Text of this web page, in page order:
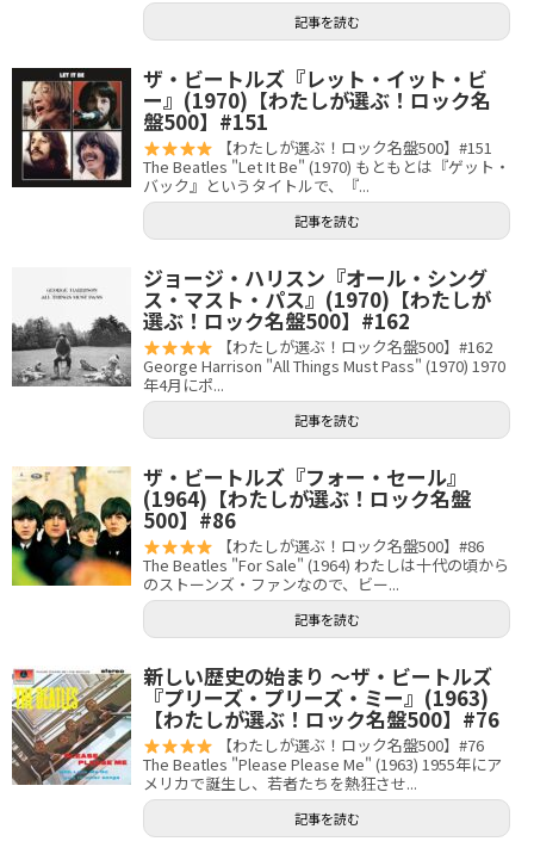
記事を読む
ザ・ビートルズ『レット・イット・ビ
ー』(1970)【わたしが選ぶ！ロック名
盤500】#151
【わたしが選ぶ！ロック名盤500】#151
The Beatles "Let It Be" (1970) もともとは『ゲット・
バック』というタイトルで、『...
記事を読む
ジョージ・ハリスン『オール・シング
ス・マスト・パス』(1970)【わたしが
選ぶ！ロック名盤500】#162
【わたしが選ぶ！ロック名盤500】#162
George Harrison "All Things Must Pass" (1970) 1970
年4月にポ...
記事を読む
ザ・ビートルズ『フォー・セール』
(1964)【わたしが選ぶ！ロック名盤
500】#86
【わたしが選ぶ！ロック名盤500】#86
The Beatles "For Sale" (1964) わたしは十代の頃から
のストーンズ・ファンなので、ビー...
記事を読む
新しい歴史の始まり 〜ザ・ビートルズ
『プリーズ・プリーズ・ミー』(1963)
【わたしが選ぶ！ロック名盤500】#76
【わたしが選ぶ！ロック名盤500】#76
The Beatles "Please Please Me" (1963) 1955年にア
メリカで誕生し、若者たちを熱狂させ...
記事を読む